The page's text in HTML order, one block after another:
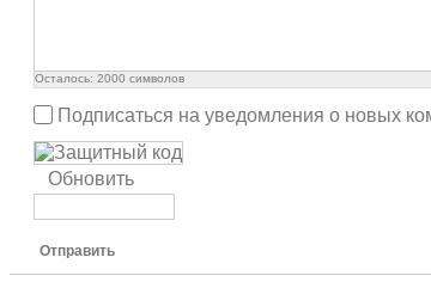
Осталось: 2000 символов
Подписаться на уведомления о новых
Обновить
Отправить